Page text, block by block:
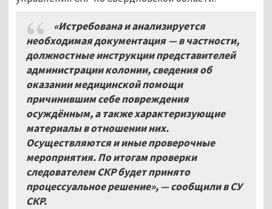
«Истребована и анализируется
необходимая документация — в частности,
должностные инструкции представителей
администрации колонии, сведения об
оказании медицинской помощи
причинившим себе повреждения
осуждённым, а также характеризующие
материалы в отношении них.
Осуществляются и иные проверочные
мероприятия. По итогам проверки
следователем СКР будет принято
процессуальное решение», — сообщили в СУ
СКР.